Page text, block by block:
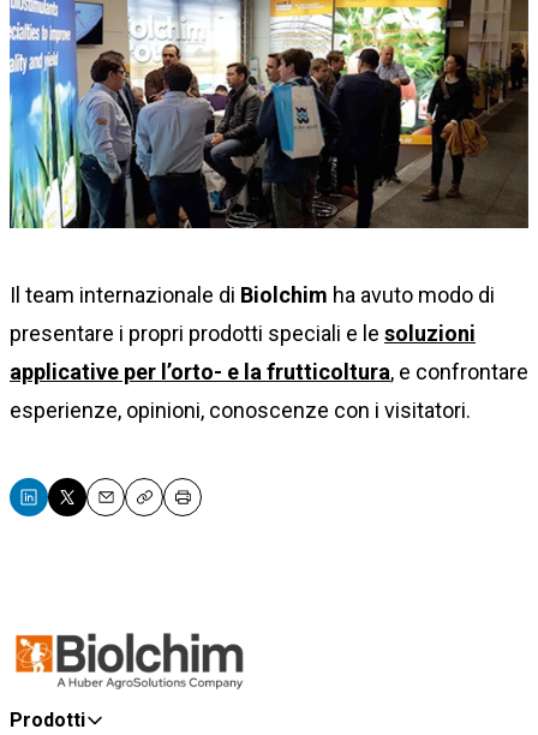
Il team internazionale di Biolchim ha avuto modo di
presentare i propri prodotti speciali e le soluzioni
applicative per l’orto- e la frutticoltura, e confrontare
esperienze, opinioni, conoscenze con i visitatori.
EmailCopyPrint
Prodotti